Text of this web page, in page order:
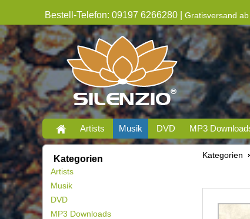
Bestell-Telefon: 09197 6266280 | Gratisversand
Artists Musik DVD MP3
Kategorien
Artists
Musik
DVD
MP3 Downloads
Kategorien